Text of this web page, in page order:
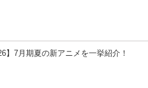
】7月期夏の新アニメを一挙紹介！